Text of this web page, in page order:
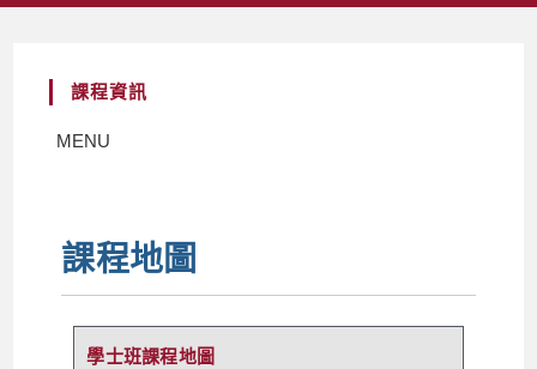
課程資訊
MENU
課程地圖
學士班課程地圖